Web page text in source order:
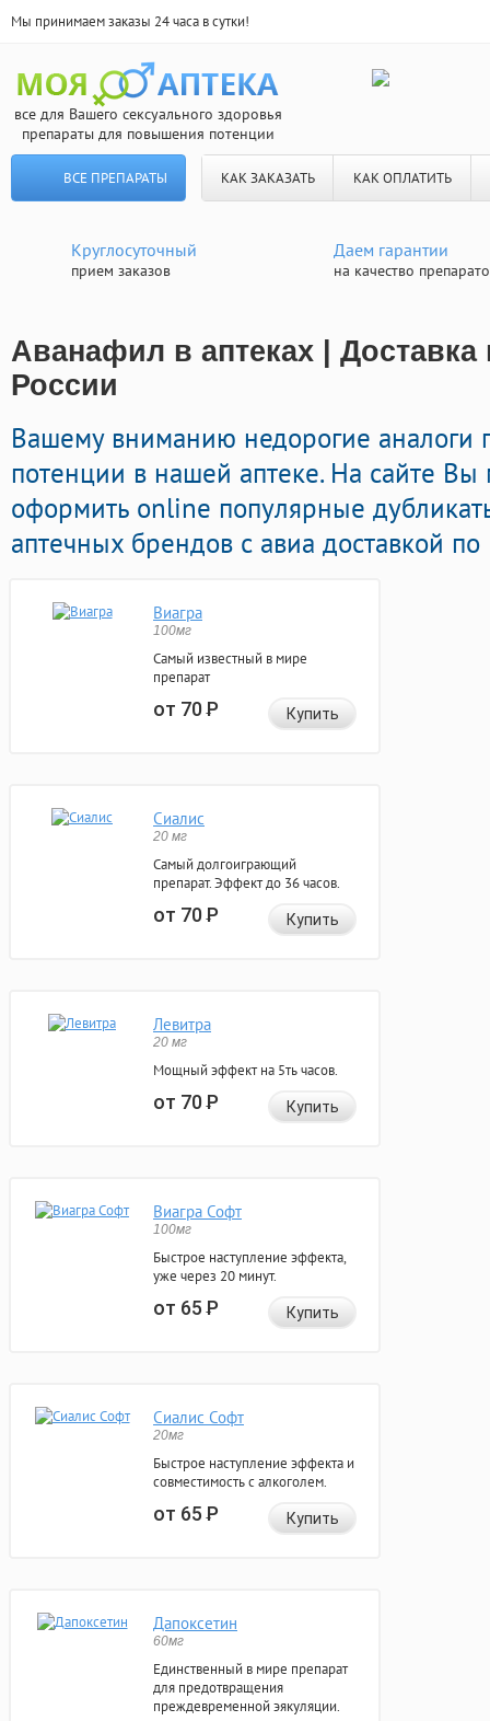
Мы принимаем заказы 24 часа в сутки!
все для Вашего сексуального здоровья
препараты для повышения потенции
ВСЕ ПРЕПАРАТЫ КАК ЗАКАЗАТЬ КАК ОПЛАТИТЬ
Круглосуточный
прием заказов
Даем гарантии
на качество
Аванафил в аптеках | Доставка
России
Вашему вниманию недорогие
потенции в нашей аптеке. На сайте
оформить online популярные
аптечных брендов с авиа доставкой
Виагра
100мг
Самый известный в мире
препарат
от 70Р Купить
Сиалис
20 мг
Самый долгоиграющий
препарат. Эффект до 36 часов.
от 70Р Купить
Левитра
20 мг
Мощный эффект на 5ть часов.
от 70Р Купить
Виагра Софт
100мг
Быстрое наступление эффекта,
уже через 20 минут.
от 65Р Купить
Сиалис Софт
20мг
Быстрое наступление эффекта и
совместимость с алкоголем.
от 65Р Купить
Дапоксетин
60мг
Единственный в мире препарат
для предотвращения
преждевременной эякуляции.